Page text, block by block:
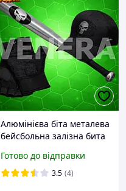
Алюмінієва біта металева
бейсбольна залізна бита
бейсболу Біта для
самооборони біту
Готово до відправки
3.5 (4)